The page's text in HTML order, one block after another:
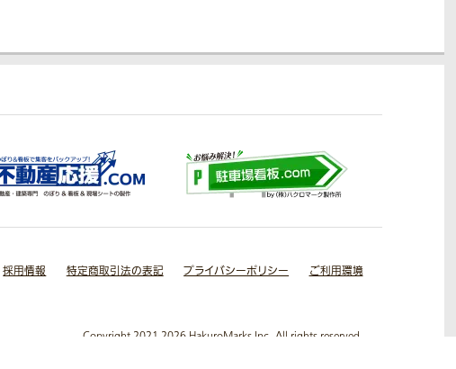
採用情報 特定商取引法の表記 プライバシーポリシー ご利用環境
Copyright 2021-2026 HakuroMarks Inc. All rights reserved.